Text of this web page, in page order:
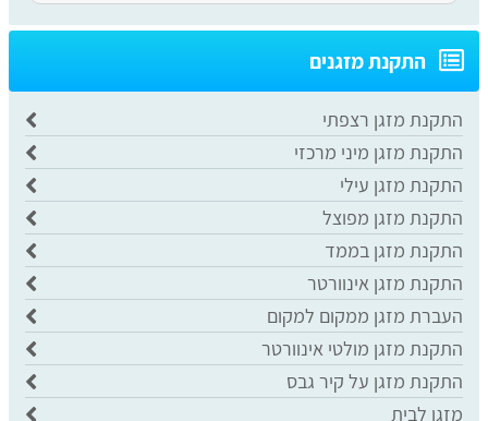
התקנת מזגנים
התקנת מזגן רצפתי
התקנת מזגן מיני מרכזי
התקנת מזגן עילי
התקנת מזגן מפוצל
התקנת מזגן בממד
התקנת מזגן אינוורטר
העברת מזגן ממקום למקום
התקנת מזגן מולטי אינוורטר
התקנת מזגן על קיר גבס
מזגן לבית